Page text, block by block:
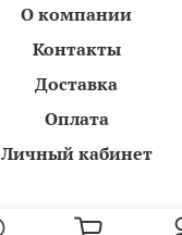
О компании
Контакты
Доставка
Оплата
Личный кабинет